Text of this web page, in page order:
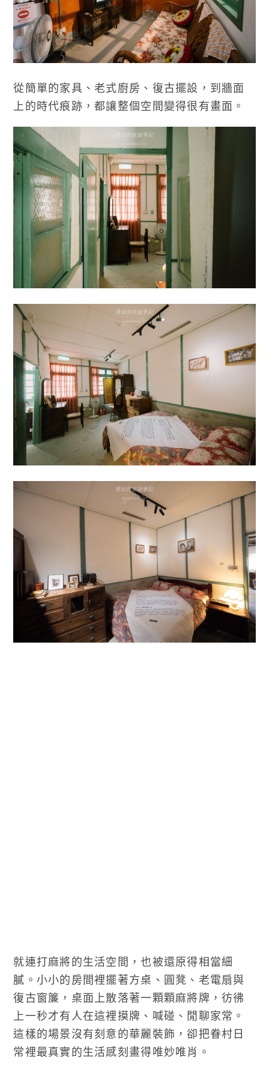
從簡單的家具、老式廚房、復古擺設，到牆面
上的時代痕跡，都讓整個空間變得很有畫面。
就連打麻將的生活空間，也被還原得相當細
膩。小小的房間裡擺著方桌、圓凳、老電扇與
復古窗簾，桌面上散落著一顆顆麻將牌，彷彿
上一秒才有人在這裡摸牌、喊碰、閒聊家常。
這樣的場景沒有刻意的華麗裝飾，卻把眷村日
常裡最真實的生活感刻畫得唯妙唯肖。